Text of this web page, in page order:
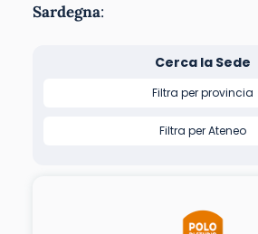
Sardegna:
Cerca la Sede